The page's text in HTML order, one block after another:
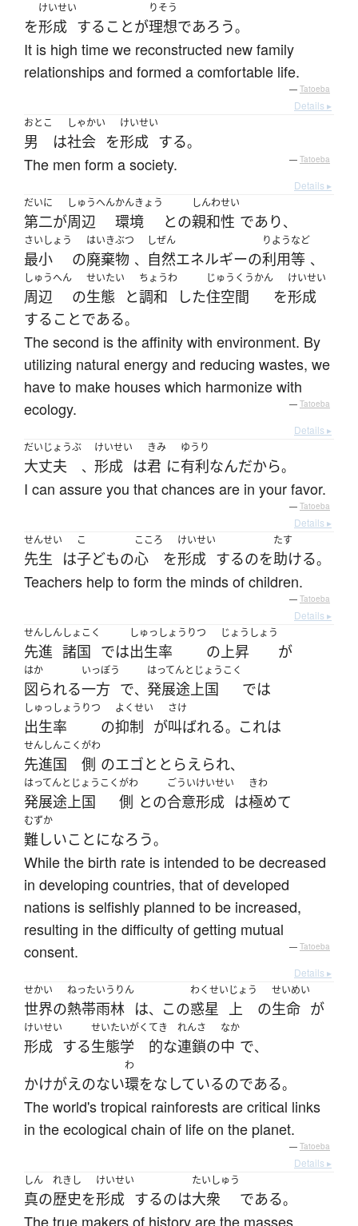
を
けいせい
形成 する ことが
りそう
理想であろう。
It is high time we reconstructed new family
relationships and formed a comfortable life.
— Tatoeba
Details ▸
おとこ
男 は
しゃかい
社会 を
けいせい
形成 する。
The men form a society. — Tatoeba
Details ▸
だいに
第二が
しゅうへん
周辺
かんきょう
環境 との
しんわせい
親和性 であり、
さいしょう
最小 の
はいきぶつ
廃棄物 、
しぜん
自然エネルギーの
りよう
利用
など
等 、
しゅうへん
周辺 の
せいたい
生態 と
ちょうわ
調和 した
じゅうくうかん
住空間 を
けいせい
形成
する ことである。
The second is the affinity with environment. By
utilizing natural energy and reducing wastes, we
have to make houses which harmonize with
ecology.
— Tatoeba
Details ▸
だいじょうぶ
大丈夫 、
けいせい
形成 は
きみ
君 に
ゆうり
有利なんだから。
I can assure you that chances are in your favor.
— Tatoeba
Details ▸
せんせい
先生 は
こ
子どもの
こころ
心 を
けいせい
形成 するのを
たす
助ける。
Teachers help to form the minds of children.
— Tatoeba
Details ▸
せんしん
先進
しょこく
諸国 では
しゅっしょうりつ
出生率 の
じょうしょう
上昇 が
はか
図られる
いっぽう
一方 で、
はってんとじょうこく
発展途上国 では
しゅっしょうりつ
出生率 の
よくせい
抑制 が
さけ
叫ばれる。 これは
せんしんこく
先進国
がわ
側 のエゴと とらえられ、
はってんとじょうこく
発展途上国
がわ
側 との
ごうい
合意
けいせい
形成 は
きわ
極めて
むずか
難しいことになろう。
While the birth rate is intended to be decreased
in developing countries, that of developed
nations is selfishly planned to be increased,
resulting in the difficulty of getting mutual
consent.
— Tatoeba
Details ▸
せかい
世界の
ねったいうりん
熱帯雨林 は、 この
わくせい
惑星
じょう
上 の
せいめい
生命 が
けいせい
形成 する
せいたいがく
生態学
てき
的な
れんさ
連鎖の
なか
中 で、
かけがえのない
わ
環をなしているのである。
The world's tropical rainforests are critical links
in the ecological chain of life on the planet.
— Tatoeba
Details ▸
しん
真の
れきし
歴史を
けいせい
形成 するのは
たいしゅう
大衆 である。
The true makers of history are the masses.